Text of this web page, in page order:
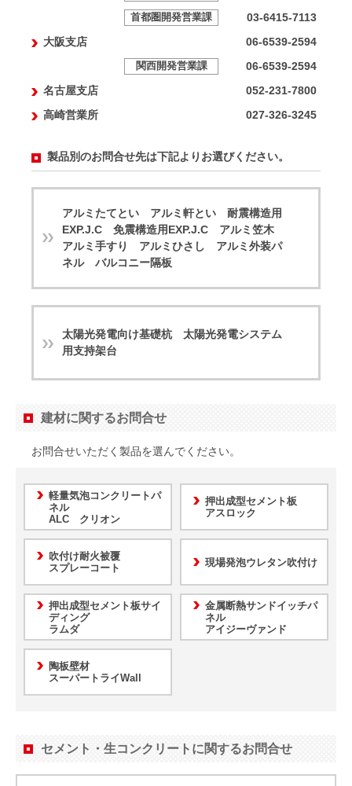
首都圏開発営業課
03-6415-7113
大阪支店
06-6539-2594
関西開発営業課
06-6539-2594
名古屋支店
052-231-7800
高崎営業所
027-326-3245
製品別のお問合せ先は下記よりお選びください。
アルミたてとい アルミ軒とい 耐震構造用
EXP.J.C 免震構造用EXP.J.C アルミ笠木
アルミ手すり アルミひさし アルミ外装パ
ネル バルコニー隔板
太陽光発電向け基礎杭 太陽光発電システム
用支持架台
建材に関するお問合せ
お問合せいただく製品を選んでください。
軽量気泡コンクリートパ
ネル
ALC クリオン
押出成型セメント板
アスロック
吹付け耐火被覆
スプレーコート
現場発泡ウレタン吹付け
押出成型セメント板サイ
ディング
ラムダ
金属断熱サンドイッチパ
ネル
アイジーヴァンド
陶板壁材
スーパートライWall
セメント・生コンクリートに関するお問合せ